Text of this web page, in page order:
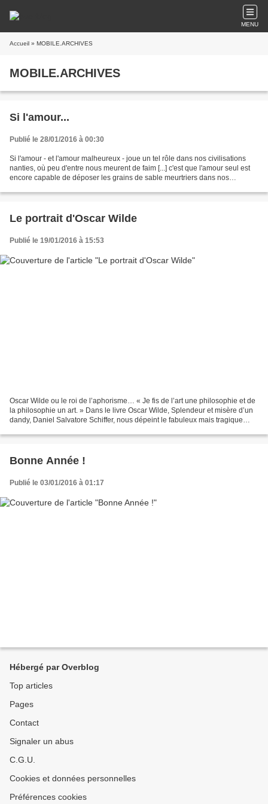
MENU
Accueil » MOBILE.ARCHIVES
MOBILE.ARCHIVES
Si l'amour...
Publié le 28/01/2016 à 00:30
Si l'amour - et l'amour malheureux - joue un tel rôle dans nos civilisations
nanties, où peu d'entre nous meurent de faim [...] c'est que l'amour seul est
encore capable de déposer les grains de sable meurtriers dans nos
Le portrait d'Oscar Wilde
Publié le 19/01/2016 à 15:53
Oscar Wilde ou le roi de l’aphorisme… « Je fis de l’art une philosophie et de
la philosophie un art. » Dans le livre Oscar Wilde, Splendeur et misère d’un
dandy, Daniel Salvatore Schiffer, nous dépeint le fabuleux mais tragique
Bonne Année !
Publié le 03/01/2016 à 01:17
Hébergé par Overblog
Top articles
Pages
Contact
Signaler un abus
C.G.U.
Cookies et données personnelles
Préférences cookies